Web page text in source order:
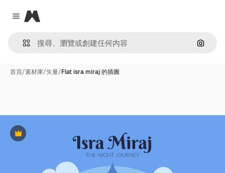
Close menu
Magnific
通過圖
首頁/素材庫/矢量/Flat isra miraj 的插圖
Premium